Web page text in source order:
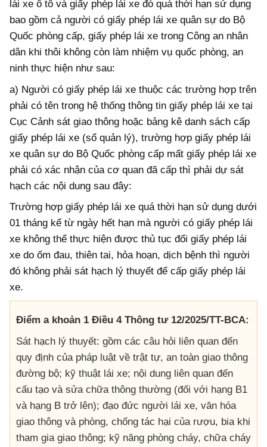
lái xe ô tô và giấy phép lái xe đó quá thời hạn sử dụng
bao gồm cả người có giấy phép lái xe quân sự do Bộ
Quốc phòng cấp, giấy phép lái xe trong Công an nhân
dân khi thôi không còn làm nhiệm vụ quốc phòng, an
ninh thực hiện như sau:
a) Người có giấy phép lái xe thuộc các trường hợp trên
phải có tên trong hệ thống thông tin giấy phép lái xe tại
Cục Cảnh sát giao thông hoặc bảng kê danh sách cấp
giấy phép lái xe (sổ quản lý), trường hợp giấy phép lái
xe quân sự do Bộ Quốc phòng cấp mất giấy phép lái xe
phải có xác nhận của cơ quan đã cấp thì phải dự sát
hạch các nội dung sau đây:
Trường hợp giấy phép lái xe quá thời hạn sử dụng dưới
01 tháng kể từ ngày hết hạn mà người có giấy phép lái
xe không thể thực hiện được thủ tục đổi giấy phép lái
xe do ốm đau, thiên tai, hỏa hoạn, dịch bệnh thì người
đó không phải sát hạch lý thuyết để cấp giấy phép lái
xe.
Điểm a khoản 1 Điều 4 Thông tư 12/2025/TT-BCA:
Sát hạch lý thuyết: gồm các câu hỏi liên quan đến
quy định của pháp luật về trật tự, an toàn giao thông
đường bộ; kỹ thuật lái xe; nội dung liên quan đến
cấu tạo và sửa chữa thông thường (đối với hạng B1
và hạng B trở lên); đạo đức người lái xe, văn hóa
giao thông và phòng, chống tác hại của rượu, bia khi
tham gia giao thông; kỹ năng phòng cháy, chữa cháy